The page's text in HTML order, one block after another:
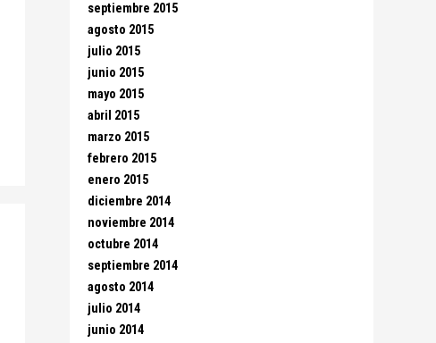
septiembre 2015
agosto 2015
julio 2015
junio 2015
mayo 2015
abril 2015
marzo 2015
febrero 2015
enero 2015
diciembre 2014
noviembre 2014
octubre 2014
septiembre 2014
agosto 2014
julio 2014
junio 2014